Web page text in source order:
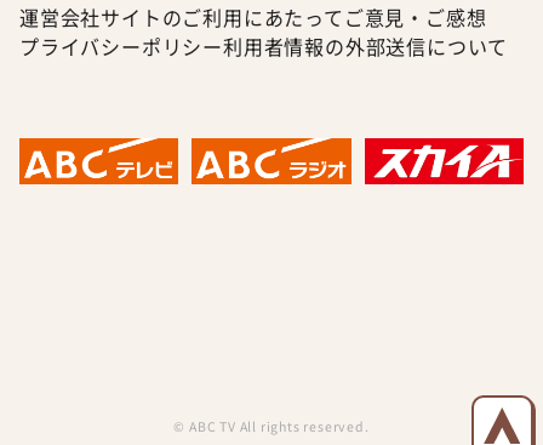
運営会社サイトのご利用にあたって ご意見・ご感想
プライバシーポリシー利用者情報の外部送信について
© ABC TV All rights reserved.